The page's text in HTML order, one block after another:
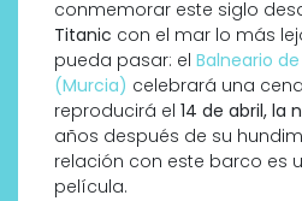
conmemorar este siglo
Titanic con el mar lo más
pueda pasar: el Balneario
(Murcia) celebrará una
reproducirá el 14 de abril, la
años después de su
relación con este barco es
película.